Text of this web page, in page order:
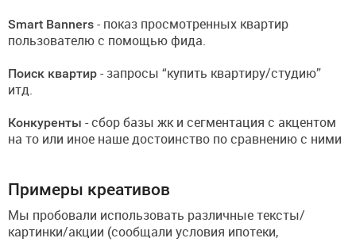
Smart Banners - показ просмотренных квартир
пользователю с помощью фида.
Поиск квартир - запросы “купить квартиру/студию”
итд.
Конкуренты - сбор базы жк и сегментация с акцентом
на то или иное наше достоинство по сравнению с ними
Примеры креативов
Мы пробовали использовать различные тексты/
картинки/акции (сообщали условия ипотеки,